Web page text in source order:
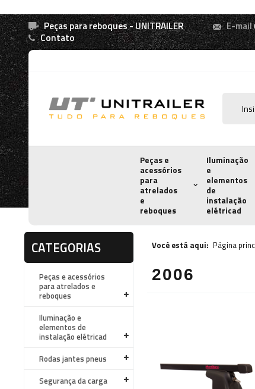
Peças para reboques - UNITRAILER E-mail
Contato
Peças e
acessórios
para
atrelados
e
reboques
Iluminação
e
elementos
de
instalação
elétricad
CATEGORIAS
Peças e acessórios
para atrelados e
reboques
Iluminação e
elementos de
instalação elétricad
Rodas jantes pneus
Segurança da carga
Você está aqui: Página
2006